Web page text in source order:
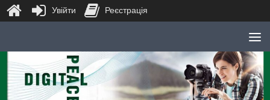
Skip to content
Увійти Реєстрація